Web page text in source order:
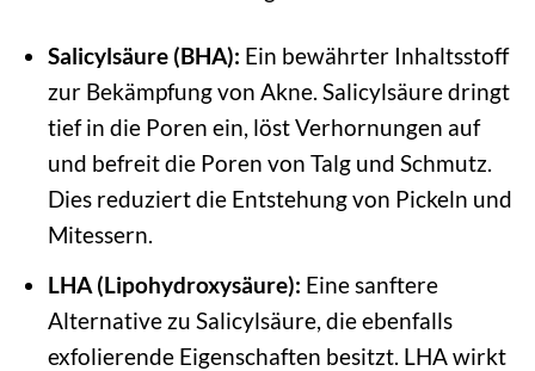
Salicylsäure (BHA): Ein bewährter Inhaltsstoff
zur Bekämpfung von Akne. Salicylsäure dringt
tief in die Poren ein, löst Verhornungen auf
und befreit die Poren von Talg und Schmutz.
Dies reduziert die Entstehung von Pickeln und
Mitessern.
LHA (Lipohydroxysäure): Eine sanftere
Alternative zu Salicylsäure, die ebenfalls
exfolierende Eigenschaften besitzt. LHA wirkt